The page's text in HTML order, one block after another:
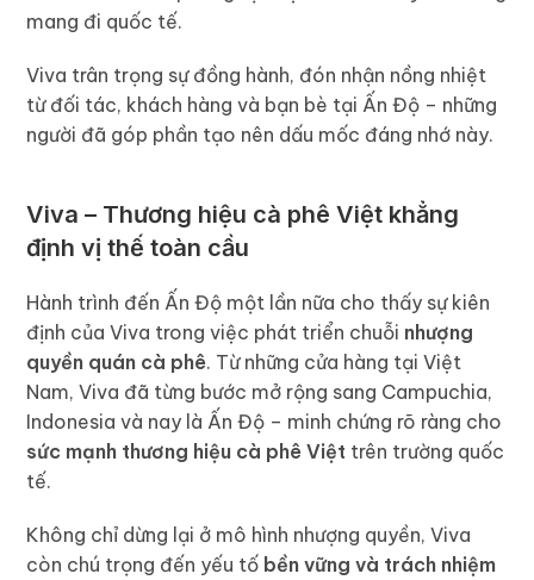
mang đi quốc tế.
Viva trân trọng sự đồng hành, đón nhận nồng nhiệt
từ đối tác, khách hàng và bạn bè tại Ấn Độ – những
người đã góp phần tạo nên dấu mốc đáng nhớ này.
Viva – Thương hiệu cà phê Việt khẳng
định vị thế toàn cầu
Hành trình đến Ấn Độ một lần nữa cho thấy sự kiên
định của Viva trong việc phát triển chuỗi nhượng
quyền quán cà phê. Từ những cửa hàng tại Việt
Nam, Viva đã từng bước mở rộng sang Campuchia,
Indonesia và nay là Ấn Độ – minh chứng rõ ràng cho
sức mạnh thương hiệu cà phê Việt trên trường quốc
tế.
Không chỉ dừng lại ở mô hình nhượng quyền, Viva
còn chú trọng đến yếu tố bền vững và trách nhiệm